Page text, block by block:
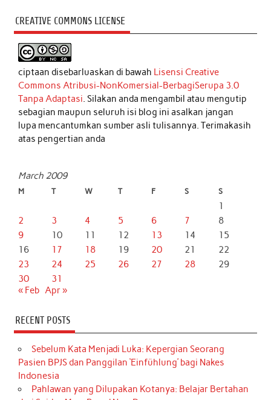
CREATIVE COMMONS LICENSE
ciptaan disebarluaskan di bawah Lisensi Creative
Commons Atribusi-NonKomersial-BerbagiSerupa 3.0
Tanpa Adaptasi. Silakan anda mengambil atau mengutip
sebagian maupun seluruh isi blog ini asalkan jangan
lupa mencantumkan sumber asli tulisannya. Terimakasih
atas pengertian anda
March 2009
M T W T F S S
1
2
3 4 5 6 7
8
9
10 11 12 13 14
15
16
17 18 19 20 21
22
23
24 25 26 27 28
29
30
31
« Feb Apr »
RECENT POSTS
Sebelum Kata Menjadi Luka: Kepergian Seorang
Pasien BPJS dan Panggilan ‘Einfühlung’ bagi Nakes
Indonesia
Pahlawan yang Dilupakan Kotanya: Belajar Bertahan